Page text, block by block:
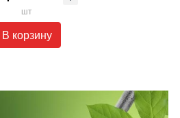
шт
В корзину